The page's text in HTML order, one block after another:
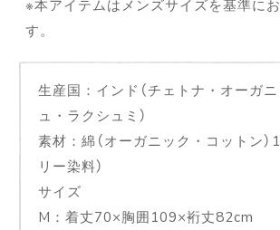
す。
生産国：インド（チェトナ・オーガ
ュ・ラクシュミ）
素材：綿（オーガニック・コットン）
リー染料）
サイズ
M：着丈70×胸囲109×裄丈82cm